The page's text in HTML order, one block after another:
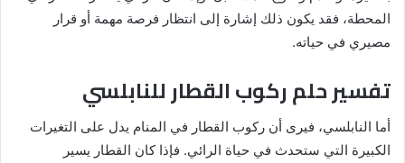
المحطة، فقد يكون ذلك إشارة إلى انتظار فرصة مهمة أو قرار
مصيري في حياته.
تفسير حلم ركوب القطار للنابلسي
أما النابلسي، فيرى أن ركوب القطار في المنام يدل على التغيرات
الكبيرة التي ستحدث في حياة الرائي. فإذا كان القطار يسير